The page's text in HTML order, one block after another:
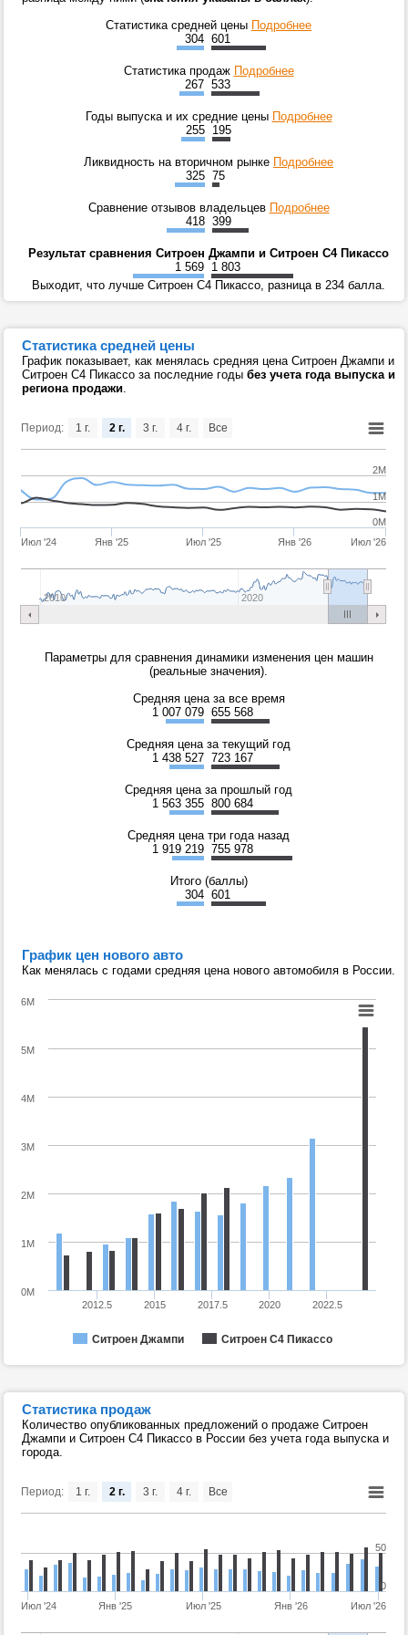
Статистика средней цены Подробнее
304 601
Статистика продаж Подробнее
267 533
Годы выпуска и их средние цены Подробнее
255 195
Ликвидность на вторичном рынке Подробнее
325 75
Сравнение отзывов владельцев Подробнее
418 399
Результат сравнения Ситроен Джампи и Ситроен С4 Пикассо
1 569 1 803
Выходит, что лучше Ситроен С4 Пикассо, разница в 234 балла.
Статистика средней цены
График показывает, как менялась средняя цена Ситроен Джампи и
Ситроен С4 Пикассо за последние годы без учета года выпуска и
региона продажи.
Период:
Июл '24 Янв '25 Июл '25 Янв '26 Июл '26
2010 2020
1M
2M
0M
1 г. 2 г. 3 г. 4 г. Все
Параметры для сравнения динамики изменения цен машин
(реальные значения).
Средняя цена за все время
1 007 079 655 568
Средняя цена за текущий год
1 438 527 723 167
Средняя цена за прошлый год
1 563 355 800 684
Средняя цена три года назад
1 919 219 755 978
Итого (баллы)
304 601
График цен нового авто
Как менялась с годами средняя цена нового автомобиля в России.
Ситроен Джампи Ситроен С4 Пикассо
2012.5 2015 2017.5 2020 2022.5
0M
1M
2M
3M
4M
5M
6M
Статистика продаж
Количество опубликованных предложений о продаже Ситроен
Джампи и Ситроен С4 Пикассо в России без учета года выпуска и
города.
Период:
Июл '24 Янв '25 Июл '25 Янв '26 Июл '26
0
50
1 г. 2 г. 3 г. 4 г. Все